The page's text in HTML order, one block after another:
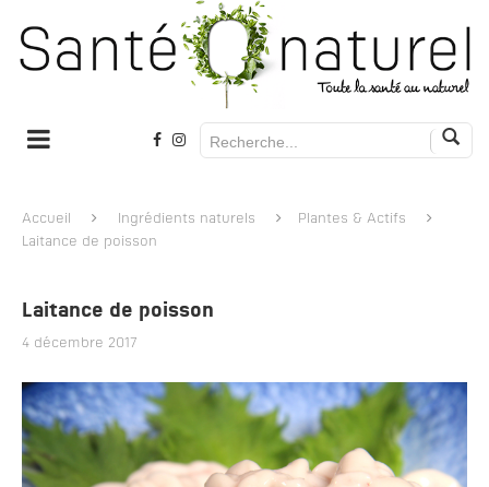
Accueil Ingrédients naturels
Plantes & Actifs
Laitance de poisson
Laitance de poisson
4 décembre 2017